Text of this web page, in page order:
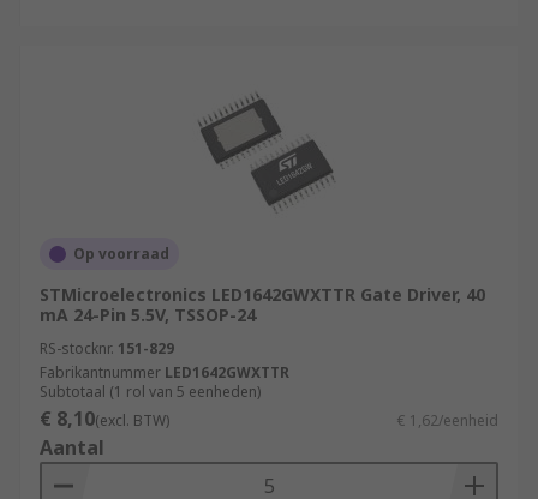
Op voorraad
STMicroelectronics LED1642GWXTTR Gate Driver, 40
mA 24-Pin 5.5V, TSSOP-24
RS-stocknr. 151-829
Fabrikantnummer LED1642GWXTTR
Subtotaal (1 rol van 5 eenheden)
€ 8,10(excl. BTW) € 1,62/eenheid
Aantal